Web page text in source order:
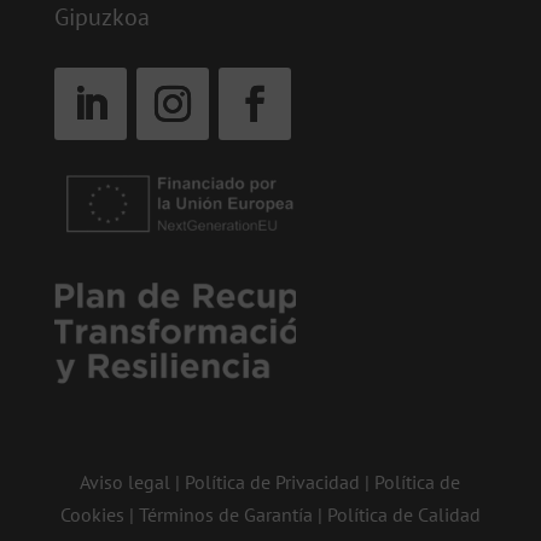
Gipuzkoa
Aviso legal | Política de Privacidad | Política de
Cookies | Términos de Garantía | Política de Calidad